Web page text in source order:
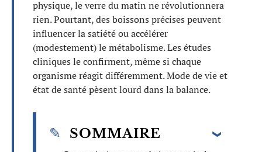
physique, le verre du matin ne révolutionnera
rien. Pourtant, des boissons précises peuvent
influencer la satiété ou accélérer
(modestement) le métabolisme. Les études
cliniques le confirment, même si chaque
organisme réagit différemment. Mode de vie et
état de santé pèsent lourd dans la balance.
SOMMAIRE